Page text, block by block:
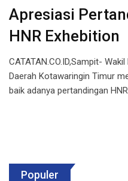
Apresiasi
HNR Exhebition
CATATAN.CO.ID,Sampit-
Daerah Kotawaringin Timur
baik adanya pertandingan
Populer